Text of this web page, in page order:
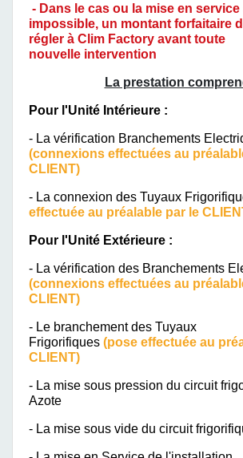
- Dans le cas ou la mise en
impossible, un montant forfaitaire
régler à Clim Factory avant toute
nouvelle intervention
La prestation
Pour l'Unité Intérieure :
- La vérification Branchements
(connexions effectuées au
CLIENT)
- La connexion des Tuyaux
effectuée au préalable par le
Pour l'Unité Extérieure :
- La vérification des Branchements
(connexions effectuées au
CLIENT)
- Le branchement des Tuyaux
Frigorifiques (pose effectuée au
CLIENT)
- La mise sous pression du circuit
Azote
- La mise sous vide du circuit